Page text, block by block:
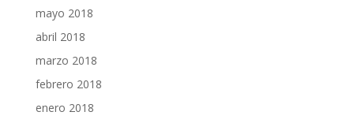
mayo 2018
abril 2018
marzo 2018
febrero 2018
enero 2018